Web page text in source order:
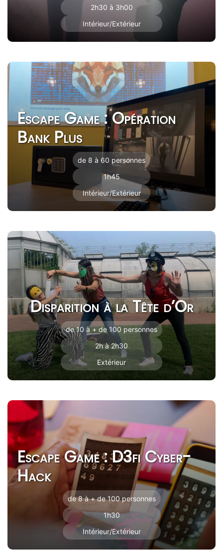
2h30 à 3h00
Intérieur/Extérieur
Escape Game : Opération
Bank Plus
de 8 à 60 personnes
1h45
Intérieur/Extérieur
Disparition à la Tête d’Or
de 10 à + de 100 personnes
2h à 2h30
Extérieur
Escape Game : D3fi Cyber-
Hack
de 8 à + de 100 personnes
1h30
Intérieur/Extérieur